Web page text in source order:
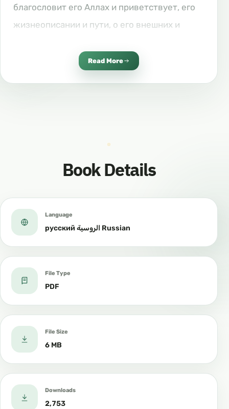
благословит его Аллах и приветствует, его
жизнеописании и пути, о его внешних и
краткой, однако в тоже время не имеет, по
причине своей краткости, упущений и не
16 «Это Ислам»
Доктор Хайсам ибн Мухаммад Сархан
Харам
Бывший руководитель Института «Сунна»
русский язык‎
Ислам – Институт СунныПод руководством
шейха Хейсама Сархана
https://mahadsunnah.com/ru
Read More
Book Details
Language
русский الروسية Russian
File Type
PDF
File Size
6 MB
Downloads
2,753